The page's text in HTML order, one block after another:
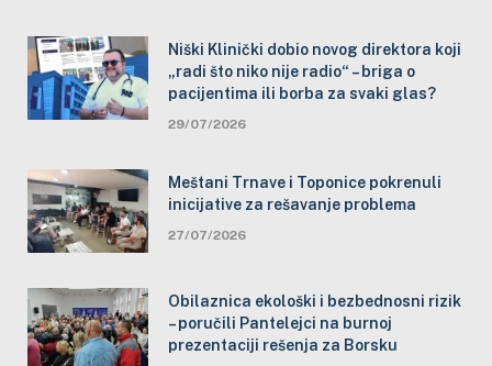
Niški Klinički dobio novog direktora koji
„radi što niko nije radio“ – briga o
pacijentima ili borba za svaki glas?
29/07/2026
Meštani Trnave i Toponice pokrenuli
inicijative za rešavanje problema
27/07/2026
Obilaznica ekološki i bezbednosni rizik
– poručili Pantelejci na burnoj
prezentaciji rešenja za Borsku